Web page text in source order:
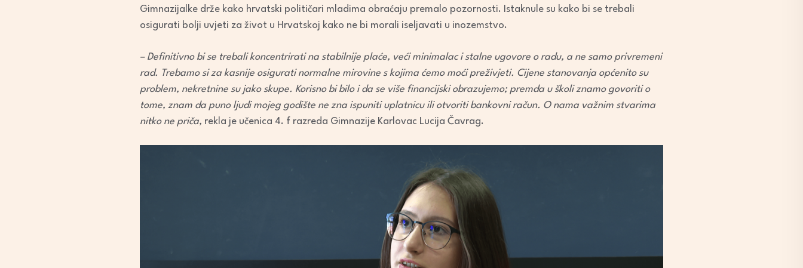
Gimnazijalke drže kako hrvatski političari mladima obraćaju premalo pozornosti. Istaknule su kako bi se trebali
osigurati bolji uvjeti za život u Hrvatskoj kako ne bi morali iseljavati u inozemstvo.
– Definitivno bi se trebali koncentrirati na stabilnije plaće, veći minimalac i stalne ugovore o radu, a ne samo privremeni
rad. Trebamo si za kasnije osigurati normalne mirovine s kojima ćemo moći preživjeti. Cijene stanovanja općenito su
problem, nekretnine su jako skupe. Korisno bi bilo i da se više financijski obrazujemo; premda u školi znamo govoriti o
tome, znam da puno ljudi mojeg godište ne zna ispuniti uplatnicu ili otvoriti bankovni račun. O nama važnim stvarima
nitko ne priča, rekla je učenica 4. f razreda Gimnazije Karlovac Lucija Čavrag.